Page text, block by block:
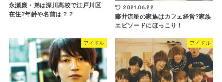
永瀬廉・弟は深川高校で江戸川区
在住?年齢や名前は？？
2021.06.22
藤井流星の家族はカフェ経営?家族
エピソードにほっこり！
アイドル アイドル